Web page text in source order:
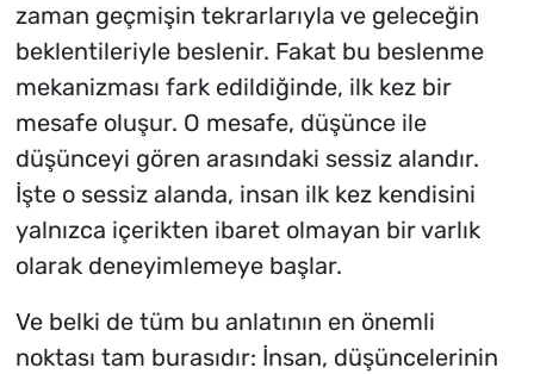
zaman geçmişin tekrarlarıyla ve geleceğin
beklentileriyle beslenir. Fakat bu beslenme
mekanizması fark edildiğinde, ilk kez bir
mesafe oluşur. O mesafe, düşünce ile
düşünceyi gören arasındaki sessiz alandır.
İşte o sessiz alanda, insan ilk kez kendisini
yalnızca içerikten ibaret olmayan bir varlık
olarak deneyimlemeye başlar.
Ve belki de tüm bu anlatının en önemli
noktası tam burasıdır: İnsan, düşüncelerinin